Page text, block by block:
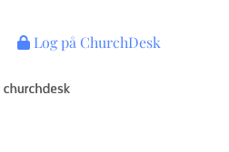
Log på ChurchDesk